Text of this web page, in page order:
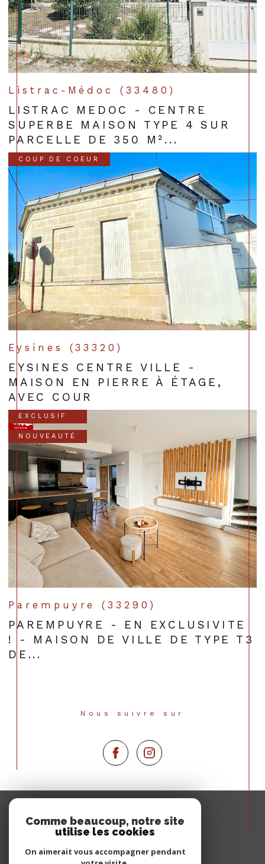
Listrac-Médoc (33480)
LISTRAC MEDOC - CENTRE
SUPERBE MAISON TYPE 4 SUR
PARCELLE DE 350 M²...
COUP DE COEUR
Eysines (33320)
EYSINES CENTRE VILLE -
MAISON EN PIERRE À ÉTAGE,
AVEC COUR
EXCLUSIF
NOUVEAUTÉ
Parempuyre (33290)
PAREMPUYRE - EN EXCLUSIVITE
! - MAISON DE VILLE DE TYPE T3
DE...
Nous suivre sur
PROPRIÉTAIRE
Se connecter
Comme beaucoup, notre site
utilise les cookies
On aimerait vous accompagner pendant